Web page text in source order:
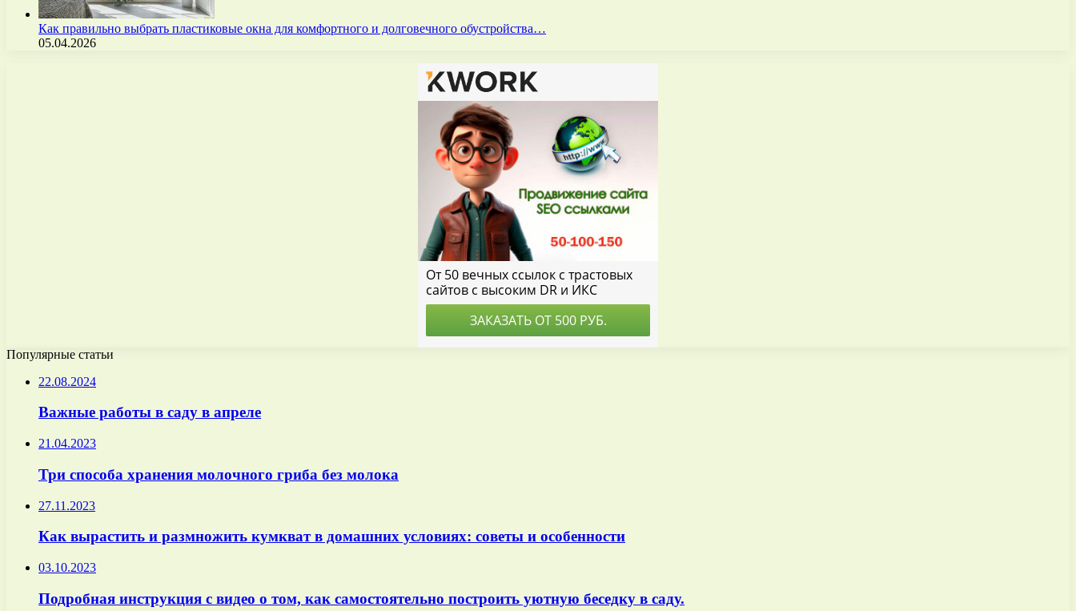
Как правильно выбрать пластиковые окна для комфортного и долговечного обустройства…
05.04.2026
Популярные статьи
22.08.2024
Важные работы в саду в апреле
21.04.2023
Три способа хранения молочного гриба без молока
27.11.2023
Как вырастить и размножить кумкват в домашних условиях: советы и особенности
03.10.2023
Подробная инструкция с видео о том, как самостоятельно построить уютную беседку в саду.